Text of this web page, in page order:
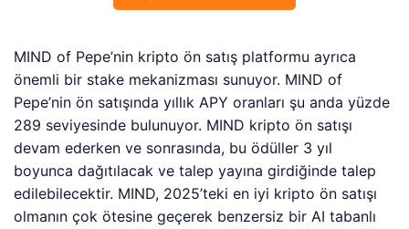
MIND of Pepe’nin kripto ön satış platformu ayrıca
önemli bir stake mekanizması sunuyor. MIND of
Pepe’nin ön satışında yıllık APY oranları şu anda yüzde
289 seviyesinde bulunuyor. MIND kripto ön satışı
devam ederken ve sonrasında, bu ödüller 3 yıl
boyunca dağıtılacak ve talep yayına girdiğinde talep
edilebilecektir. MIND, 2025’teki en iyi kripto ön satışı
olmanın çok ötesine geçerek benzersiz bir AI tabanlı